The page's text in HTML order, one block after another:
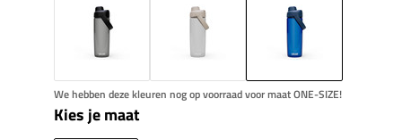
We hebben deze kleuren nog op voorraad voor maat ONE-SIZE!
Kies je maat